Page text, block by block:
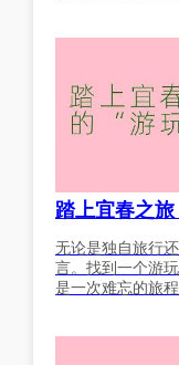
踏上宜春之
无论是独自旅行
言。找到一个游
是一次难忘的旅程